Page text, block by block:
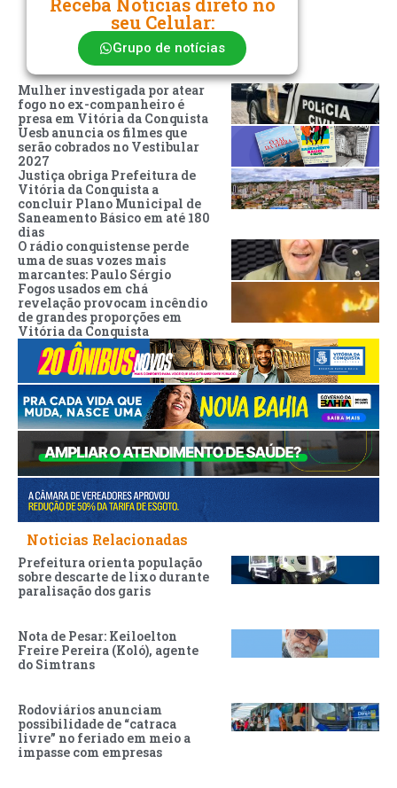
seu Celular:
Grupo de notícias
Mulher investigada por atear
fogo no ex-companheiro é
presa em Vitória da Conquista
Uesb anuncia os filmes que
serão cobrados no Vestibular
2027
Justiça obriga Prefeitura de
Vitória da Conquista a
concluir Plano Municipal de
Saneamento Básico em até 180
dias
O rádio conquistense perde
uma de suas vozes mais
marcantes: Paulo Sérgio
Fogos usados em chá
revelação provocam incêndio
de grandes proporções em
Vitória da Conquista
Noticias Relacionadas
Prefeitura orienta população
sobre descarte de lixo durante
paralisação dos garis
Nota de Pesar: Keiloelton
Freire Pereira (Koló), agente
do Simtrans
Rodoviários anunciam
possibilidade de “catraca
livre” no feriado em meio a
impasse com empresas